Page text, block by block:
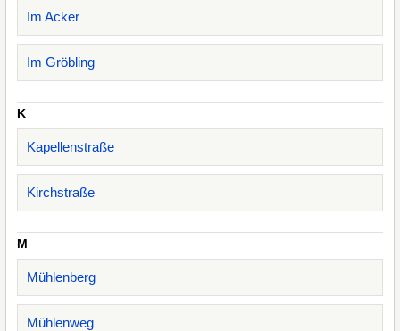
Im Acker
Im Gröbling
K
Kapellenstraße
Kirchstraße
M
Mühlenberg
Mühlenweg